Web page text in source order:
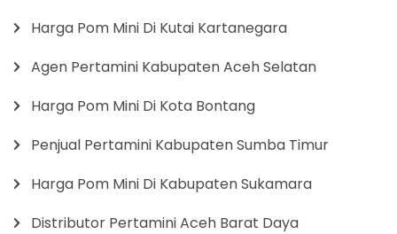
Harga Pom Mini Di Kutai Kartanegara
Agen Pertamini Kabupaten Aceh Selatan
Harga Pom Mini Di Kota Bontang
Penjual Pertamini Kabupaten Sumba Timur
Harga Pom Mini Di Kabupaten Sukamara
Distributor Pertamini Aceh Barat Daya